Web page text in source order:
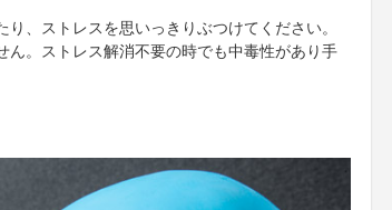
、ストレスを思いっきりぶつけてください。
ん。ストレス解消不要の時でも中毒性があり手